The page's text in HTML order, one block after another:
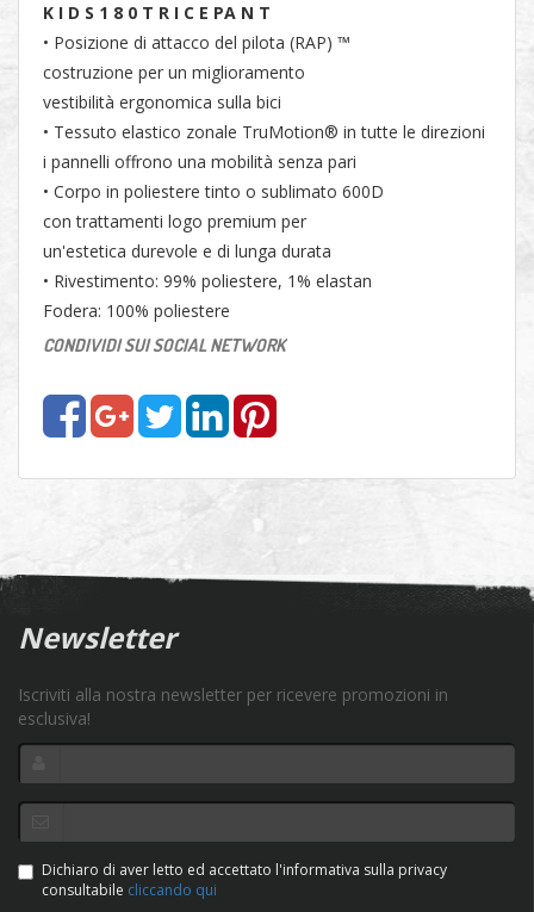
K I D S 1 8 0 T R I C E PA N T
• Posizione di attacco del pilota (RAP) ™
costruzione per un miglioramento
vestibilità ergonomica sulla bici
• Tessuto elastico zonale TruMotion® in tutte le direzioni
i pannelli offrono una mobilità senza pari
• Corpo in poliestere tinto o sublimato 600D
con trattamenti logo premium per
un'estetica durevole e di lunga durata
• Rivestimento: 99% poliestere, 1% elastan
Fodera: 100% poliestere
CONDIVIDI SUI SOCIAL NETWORK
Newsletter
Iscriviti alla nostra newsletter per ricevere promozioni in
esclusiva!
Dichiaro di aver letto ed accettato l'informativa sulla privacy
consultabile cliccando qui